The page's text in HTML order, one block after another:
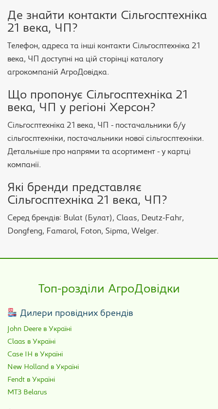
Де знайти контакти Сільгосптехніка
21 века, ЧП?
Телефон, адреса та інші контакти Сільгосптехніка 21
века, ЧП доступні на цій сторінці каталогу
агрокомпаній АгроДовідка.
Що пропонує Сільгосптехніка 21
века, ЧП у регіоні Херсон?
Сільгосптехніка 21 века, ЧП - постачальники б/у
сільгосптехніки, постачальники нової сільгосптехніки.
Детальніше про напрями та асортимент - у картці
компанії.
Які бренди представляє
Сільгосптехніка 21 века, ЧП?
Серед брендів: Bulat (Булат), Claas, Deutz-Fahr,
Dongfeng, Famarol, Foton, Sipma, Welger.
Топ-розділи АгроДовідки
Дилери провідних брендів
John Deere в Україні
Claas в Україні
Case IH в Україні
New Holland в Україні
Fendt в Україні
МТЗ Belarus